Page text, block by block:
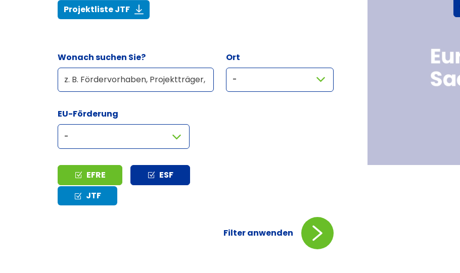
Projektliste JTF(268,6 KiB)
Wonach suchen Sie? Ort
EU-Förderung
Typ EFRE
ESF
JTF
Filter anwenden